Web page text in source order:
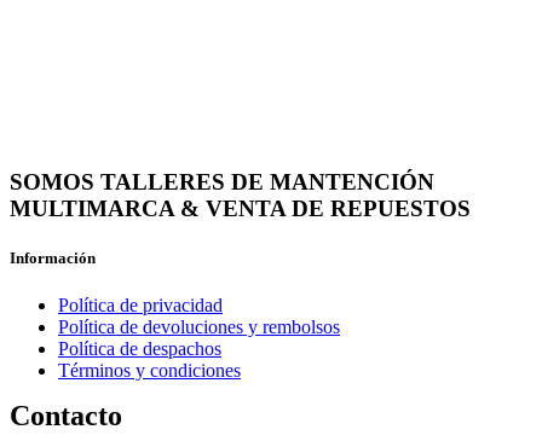
SOMOS TALLERES DE MANTENCIÓN
MULTIMARCA & VENTA DE REPUESTOS
Información
Política de privacidad
Política de devoluciones y rembolsos
Política de despachos
Términos y condiciones
Contacto